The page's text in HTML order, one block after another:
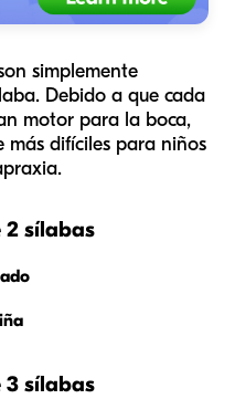
simplemente
Debido a que cada
motor para la boca,
más difíciles para niños
2 sílabas
3 sílabas